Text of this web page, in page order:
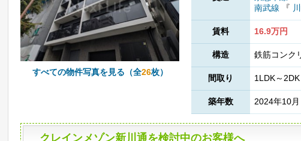
すべての物件写真を見る（全26枚）
南武線
『
賃料 16.9万円
構造 鉄筋コンク
間取り 1LDK～2DK
築年数 2024年10月
クレインメゾン新川通を検討中のお客様へ